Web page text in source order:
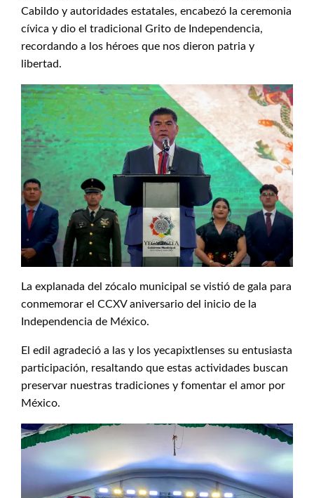
Cabildo y autoridades estatales, encabezó la ceremonia
cívica y dio el tradicional Grito de Independencia,
recordando a los héroes que nos dieron patria y
libertad.
La explanada del zócalo municipal se vistió de gala para
conmemorar el CCXV aniversario del inicio de la
Independencia de México.
El edil agradeció a las y los yecapixtlenses su entusiasta
participación, resaltando que estas actividades buscan
preservar nuestras tradiciones y fomentar el amor por
México.